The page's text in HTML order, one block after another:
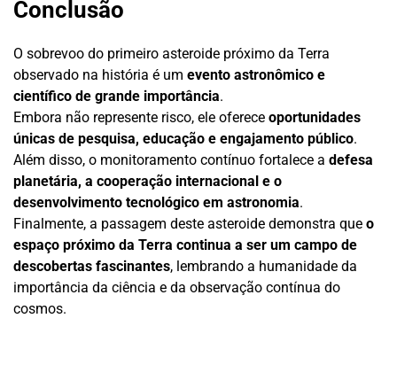
Conclusão
O sobrevoo do primeiro asteroide próximo da Terra
observado na história é um evento astronômico e
científico de grande importância.
Embora não represente risco, ele oferece oportunidades
únicas de pesquisa, educação e engajamento público.
Além disso, o monitoramento contínuo fortalece a defesa
planetária, a cooperação internacional e o
desenvolvimento tecnológico em astronomia.
Finalmente, a passagem deste asteroide demonstra que o
espaço próximo da Terra continua a ser um campo de
descobertas fascinantes, lembrando a humanidade da
importância da ciência e da observação contínua do
cosmos.